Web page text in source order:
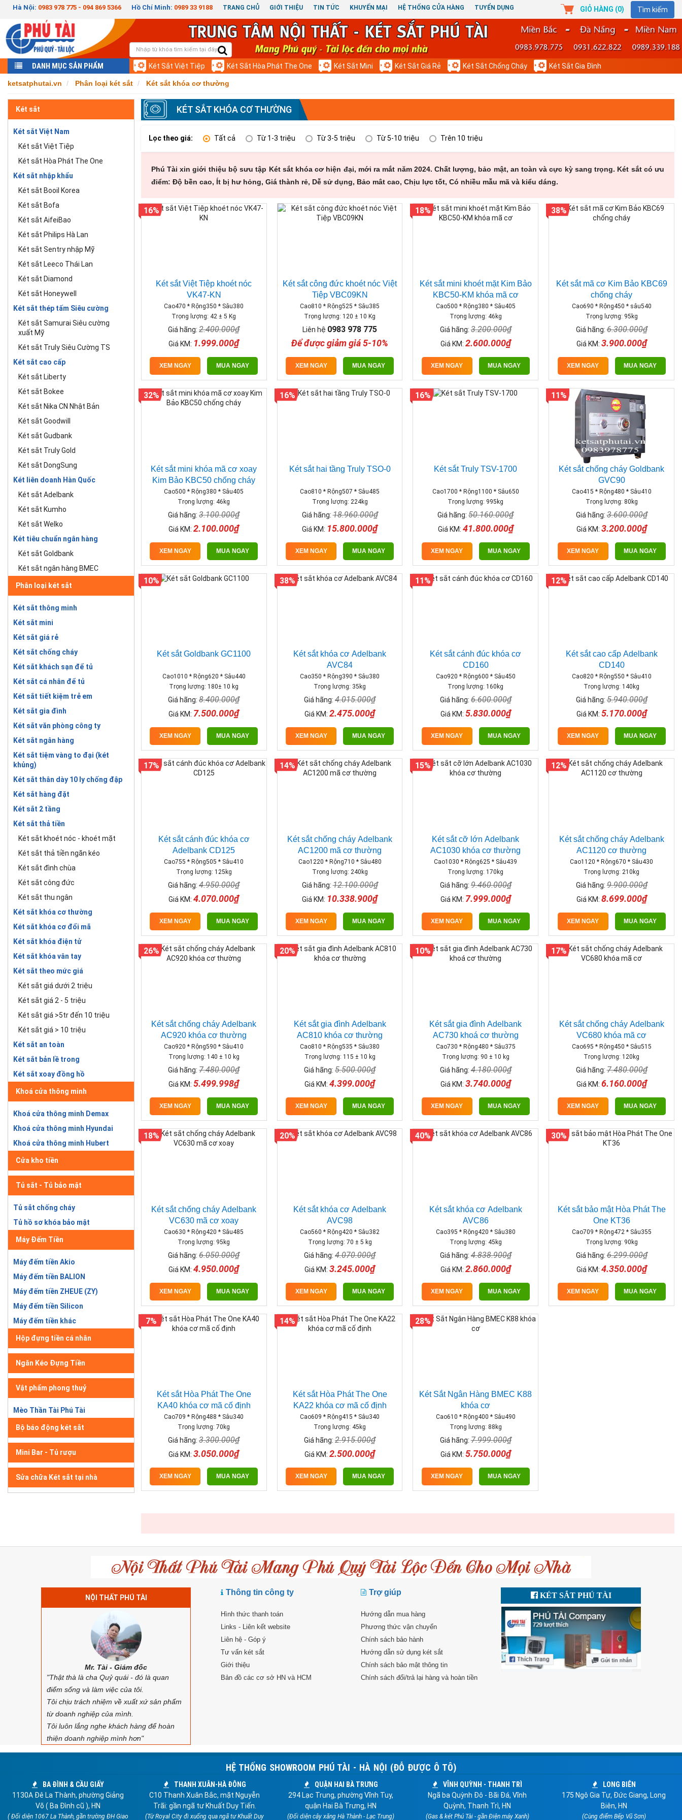
Hà Nội: 0983 978 775 - 094 869 5366 Hồ Chí Minh: 0989 33 9188 TRANG CHỦ GIỚI THIỆU TIN TỨC KHUYẾN MẠI HỆ THỐNG CỬA HÀNG TUYỂN DỤNG GIỎ HÀNG (0) Tìm kiếm
DANH MỤC SẢN PHẨM Két Sắt Việt Tiệp Két Sắt Hòa Phát The One Két Sắt Mini Két Sắt Giá Rẻ Két Sắt Chống Cháy Két Sắt Gia Đình
ketsatphutai.vn Phân loại két sắt Két sắt khóa cơ thường
Két sắt
Két sắt Việt Nam
Két sắt Việt Tiệp
Két sắt Hòa Phát The One
Két sắt nhập khẩu
Két sắt Booil Korea
Két sắt Bofa
Két sắt AifeiBao
Két sắt Philips Hà Lan
Két sắt Sentry nhập Mỹ
Két sắt Leeco Thái Lan
Két sắt Diamond
Két sắt Honeywell
Két sắt thép tấm Siêu cường
Két sắt Samurai Siêu cường
xuất Mỹ
Két sắt Truly Siêu Cường TS
Két sắt cao cấp
Két sắt Liberty
Két sắt Bokee
Két sắt Nika CN Nhật Bản
Két sắt Goodwill
Két sắt Gudbank
Két sắt Truly Gold
Két sắt DongSung
Két liên doanh Hàn Quốc
Két sắt Adelbank
Két sắt Kumho
Két sắt Welko
Két tiêu chuẩn ngân hàng
Két sắt Goldbank
Két sắt ngân hàng BMEC
Phân loại két sắt
Két sắt thông minh
Két sắt mini
Két sắt giá rẻ
Két sắt chống cháy
Két sắt khách sạn để tủ
Két sắt cá nhân để tủ
Két sắt tiết kiệm trẻ em
Két sắt gia đình
Két sắt văn phòng công ty
Két sắt ngân hàng
Két sắt tiệm vàng to đại (két
khủng)
Két sắt thân dày 10 ly chống đập
Két sắt hàng đặt
Két sắt 2 tầng
Két sắt thả tiền
Két sắt khoét nóc - khoét mặt
Két sắt thả tiền ngăn kéo
Két sắt đình chùa
Két sắt công đức
Két sắt thu ngân
Két sắt khóa cơ thường
Két sắt khóa cơ đổi mã
Két sắt khóa điện tử
Két sắt khóa vân tay
Két sắt theo mức giá
Két sắt giá dưới 2 triệu
Két sắt giá 2 - 5 triệu
Két sắt giá >5tr đến 10 triệu
Két sắt giá > 10 triệu
Két sắt an toàn
Két sắt bản lề trong
Két sắt xoay đồng hồ
Khoá cửa thông minh
Khoá cửa thông minh Demax
Khoá cửa thông minh Hyundai
Khoá cửa thông minh Hubert
Cửa kho tiền
Tủ sắt - Tủ bảo mật
Tủ sắt chống cháy
Tủ hồ sơ khóa bảo mật
Máy Đếm Tiền
Máy đếm tiền Akio
Máy đếm tiền BALION
Máy đếm tiền ZHEUE (ZY)
Máy đếm tiền Silicon
Máy đếm tiền khác
Hộp đựng tiền cá nhân
Ngăn Kéo Đựng Tiền
Vật phẩm phong thuỷ
Mèo Thần Tài Phú Tài
Bộ báo động két sắt
Mini Bar - Tủ rượu
Sửa chữa Két sắt tại nhà
KÉT SẮT KHÓA CƠ THƯỜNG
Lọc theo giá: Tất cả Từ 1-3 triệu Từ 3-5 triệu Từ 5-10 triệu Trên 10 triệu
Phú Tài xin giới thiệu bộ sưu tập Két sắt khóa cơ hiện đại, mới ra mắt năm 2024. Chất lượng, bảo mật, an toàn và cực kỳ sang trọng. Két sắt có ưu
điểm: Độ bền cao, Ít bị hư hỏng, Giá thành rẻ, Dễ sử dụng, Bảo mât cao, Chịu lực tốt, Có nhiều mẫu mã và kiểu dáng.
Két sắt Việt Tiệp khoét nóc
VK47-KN
Cao470 * Rộng350 * Sâu380
Trọng lượng: 42 ± 5 Kg
Giá hãng:2.400.000₫
Giá KM: 1.999.000₫
XEM NGAY MUA NGAY
16%
Két sắt công đức khoét nóc Việt
Tiệp VBC09KN
Cao810 * Rộng525 * Sâu385
Trọng lượng: 120 ± 10 Kg
Liên hệ 0983 978 775
Để được giảm giá 5-10%
XEM NGAY MUA NGAY
Két sắt mini khoét mặt Kim Bảo
KBC50-KM khóa mã cơ
Cao500 * Rộng380 * Sâu405
Trọng lượng: 46kg
Giá hãng:3.200.000₫
Giá KM: 2.600.000₫
XEM NGAY MUA NGAY
18%
Két sắt mã cơ Kim Bảo KBC69
chống cháy
Cao690 * Rộng450 * sâu540
Trọng lượng: 95kg
Giá hãng:6.300.000₫
Giá KM: 3.900.000₫
XEM NGAY MUA NGAY
38%
Két sắt mini khóa mã cơ xoay
Kim Bảo KBC50 chống cháy
Cao500 * Rộng380 * Sâu405
Trọng lượng: 46kg
Giá hãng:3.100.000₫
Giá KM:2.100.000₫
XEM NGAY MUA NGAY
32%
Két sắt hai tầng Truly TSO-0
Cao810 * Rộng507 * Sâu485
Trọng lượng: 224kg
Giá hãng:18.960.000₫
Giá KM: 15.800.000₫
XEM NGAY MUA NGAY
16%
Két sắt Truly TSV-1700
Cao1700 * Rộng1100 * Sâu650
Trọng lượng: 995kg
Giá hãng:50.160.000₫
Giá KM: 41.800.000₫
XEM NGAY MUA NGAY
16%
Két sắt chống cháy Goldbank
GVC90
Cao415 * Rộng480 * Sâu410
Trọng lượng: 80kg
Giá hãng:3.600.000₫
Giá KM: 3.200.000₫
XEM NGAY MUA NGAY
11%
Két sắt Goldbank GC1100
Cao1010 * Rộng620 * Sâu440
Trọng lượng: 180± 10 kg
Giá hãng:8.400.000₫
Giá KM: 7.500.000₫
XEM NGAY MUA NGAY
10%
Két sắt khóa cơ Adelbank
AVC84
Cao350 * Rộng390 * Sâu380
Trọng lượng: 35kg
Giá hãng: 4.015.000₫
Giá KM: 2.475.000₫
XEM NGAY MUA NGAY
38%
Két sắt cánh đúc khóa cơ
CD160
Cao920 * Rộng600 * Sâu450
Trọng lượng: 160kg
Giá hãng:6.600.000₫
Giá KM: 5.830.000₫
XEM NGAY MUA NGAY
11%
Két sắt cao cấp Adelbank
CD140
Cao820 * Rộng550 * Sâu410
Trọng lượng: 140kg
Giá hãng:5.940.000₫
Giá KM: 5.170.000₫
XEM NGAY MUA NGAY
12%
Két sắt cánh đúc khóa cơ
Adelbank CD125
Cao755 * Rộng505 * Sâu410
Trọng lượng: 125kg
Giá hãng:4.950.000₫
Giá KM:4.070.000₫
XEM NGAY MUA NGAY
17%
Két sắt chống cháy Adelbank
AC1200 mã cơ thường
Cao1220 * Rộng710 * Sâu480
Trọng lượng: 240kg
Giá hãng:12.100.000₫
Giá KM: 10.338.900₫
XEM NGAY MUA NGAY
14%
Két sắt cỡ lớn Adelbank
AC1030 khóa cơ thường
Cao1030 * Rộng625 * Sâu439
Trọng lượng: 170kg
Giá hãng:9.460.000₫
Giá KM: 7.999.000₫
XEM NGAY MUA NGAY
15%
Két sắt chống cháy Adelbank
AC1120 cơ thường
Cao1120 * Rộng670 * Sâu430
Trọng lượng: 210kg
Giá hãng:9.900.000₫
Giá KM: 8.699.000₫
XEM NGAY MUA NGAY
12%
Két sắt chống cháy Adelbank
AC920 khóa cơ thường
Cao920 * Rộng590 * Sâu410
Trọng lượng: 140 ± 10 kg
Giá hãng:7.480.000₫
Giá KM:5.499.998₫
XEM NGAY MUA NGAY
26%
Két sắt gia đình Adelbank
AC810 khóa cơ thường
Cao810 * Rộng535 * Sâu380
Trọng lượng: 115 ± 10 kg
Giá hãng: 5.500.000₫
Giá KM: 4.399.000₫
XEM NGAY MUA NGAY
20%
Két sắt gia đình Adelbank
AC730 khoá cơ thường
Cao730 * Rộng480 * Sâu375
Trọng lượng: 90 ± 10 kg
Giá hãng:4.180.000₫
Giá KM: 3.740.000₫
XEM NGAY MUA NGAY
10%
Két sắt chống cháy Adelbank
VC680 khóa mã cơ
Cao695 * Rộng450 * Sâu515
Trọng lượng: 120kg
Giá hãng:7.480.000₫
Giá KM: 6.160.000₫
XEM NGAY MUA NGAY
17%
Két sắt chống cháy Adelbank
VC630 mã cơ xoay
Cao630 * Rộng420 * Sâu485
Trọng lượng: 95kg
Giá hãng:6.050.000₫
Giá KM:4.950.000₫
XEM NGAY MUA NGAY
18%
Két sắt khóa cơ Adelbank
AVC98
Cao560 * Rộng420 * Sâu382
Trọng lượng: 70 ± 5 kg
Giá hãng: 4.070.000₫
Giá KM: 3.245.000₫
XEM NGAY MUA NGAY
20%
Két sắt khóa cơ Adelbank
AVC86
Cao395 * Rộng420 * Sâu380
Trọng lượng: 45kg
Giá hãng:4.838.900₫
Giá KM: 2.860.000₫
XEM NGAY MUA NGAY
40%
Két sắt bảo mật Hòa Phát The
One KT36
Cao709 * Rộng472 * Sâu355
Trọng lượng: 90kg
Giá hãng:6.299.000₫
Giá KM: 4.350.000₫
XEM NGAY MUA NGAY
30%
Két sắt Hòa Phát The One
KA40 khóa cơ mã cố định
Cao709 * Rộng488 * Sâu340
Trọng lượng: 70kg
Giá hãng:3.300.000₫
Giá KM:3.050.000₫
XEM NGAY MUA NGAY
7%
Két sắt Hòa Phát The One
KA22 khóa cơ mã cố định
Cao609 * Rộng415 * Sâu340
Trọng lượng: 45kg
Giá hãng: 2.915.000₫
Giá KM: 2.500.000₫
XEM NGAY MUA NGAY
14%
Két Sắt Ngân Hàng BMEC K88
khóa cơ
Cao610 * Rộng400 * Sâu490
Trọng lượng: 88kg
Giá hãng:7.999.000₫
Giá KM: 5.750.000₫
XEM NGAY MUA NGAY
28%
NỘI THẤT PHÚ TÀI
Mr. Tài - Giám đốc
"Thật thà là cha Quỷ quái - đó là quan
điểm sống và làm việc của tôi.
Tôi chịu trách nhiệm về xuất xứ sản phẩm
từ doanh nghiệp của mình.
Tôi luôn lắng nghe khách hàng để hoàn
thiện doanh nghiệp mình hơn"
Thông tin công ty
Hình thức thanh toán
Links - Liên kết website
Liên hệ - Góp ý
Tư vấn két sắt
Giới thiệu
Bản đồ các cơ sở HN và HCM
Trợ giúp
Hướng dẫn mua hàng
Phương thức vận chuyển
Chính sách bảo hành
Hướng dẫn sử dụng két sắt
Chính sách bảo mật thông tin
Chính sách đổi/trả lại hàng và hoàn tiền
KÉT SẮT PHÚ TÀI
HỆ THỐNG SHOWROOM PHÚ TÀI - HÀ NỘI (ĐỖ ĐƯỢC Ô TÔ)
BA ĐÌNH & CẦU GIẤY
1130A Đê La Thành, phường Giảng
Võ ( Ba Đình cũ ), HN
( Đối diện 1067 La Thành, gần trường ĐH Giao
THANH XUÂN-HÀ ĐÔNG
C10 Thanh Xuân Bắc, mặt Nguyễn
Trãi: gần ngã tư Khuất Duy Tiến.
(Từ Royal City đi xuống qua ngã tư Khuất Duy
QUẬN HAI BÀ TRƯNG
294 Lạc Trung, phường Vĩnh Tuy,
quận Hai Bà Trưng, HN
(Đối diện cây xăng Hà Thành - Lạc Trung)
VĨNH QUỲNH - THANH TRÌ
Ngã ba Quỳnh Đô - Bãi Đá, Vĩnh
Quỳnh, Thanh Trì, HN
(Gas & két Phú Tài - gần Điện máy Xanh)
LONG BIÊN
175 Ngô Gia Tự, Đức Giang, Long
Biên, HN
(Cùng điểm Bếp Vũ Sơn)